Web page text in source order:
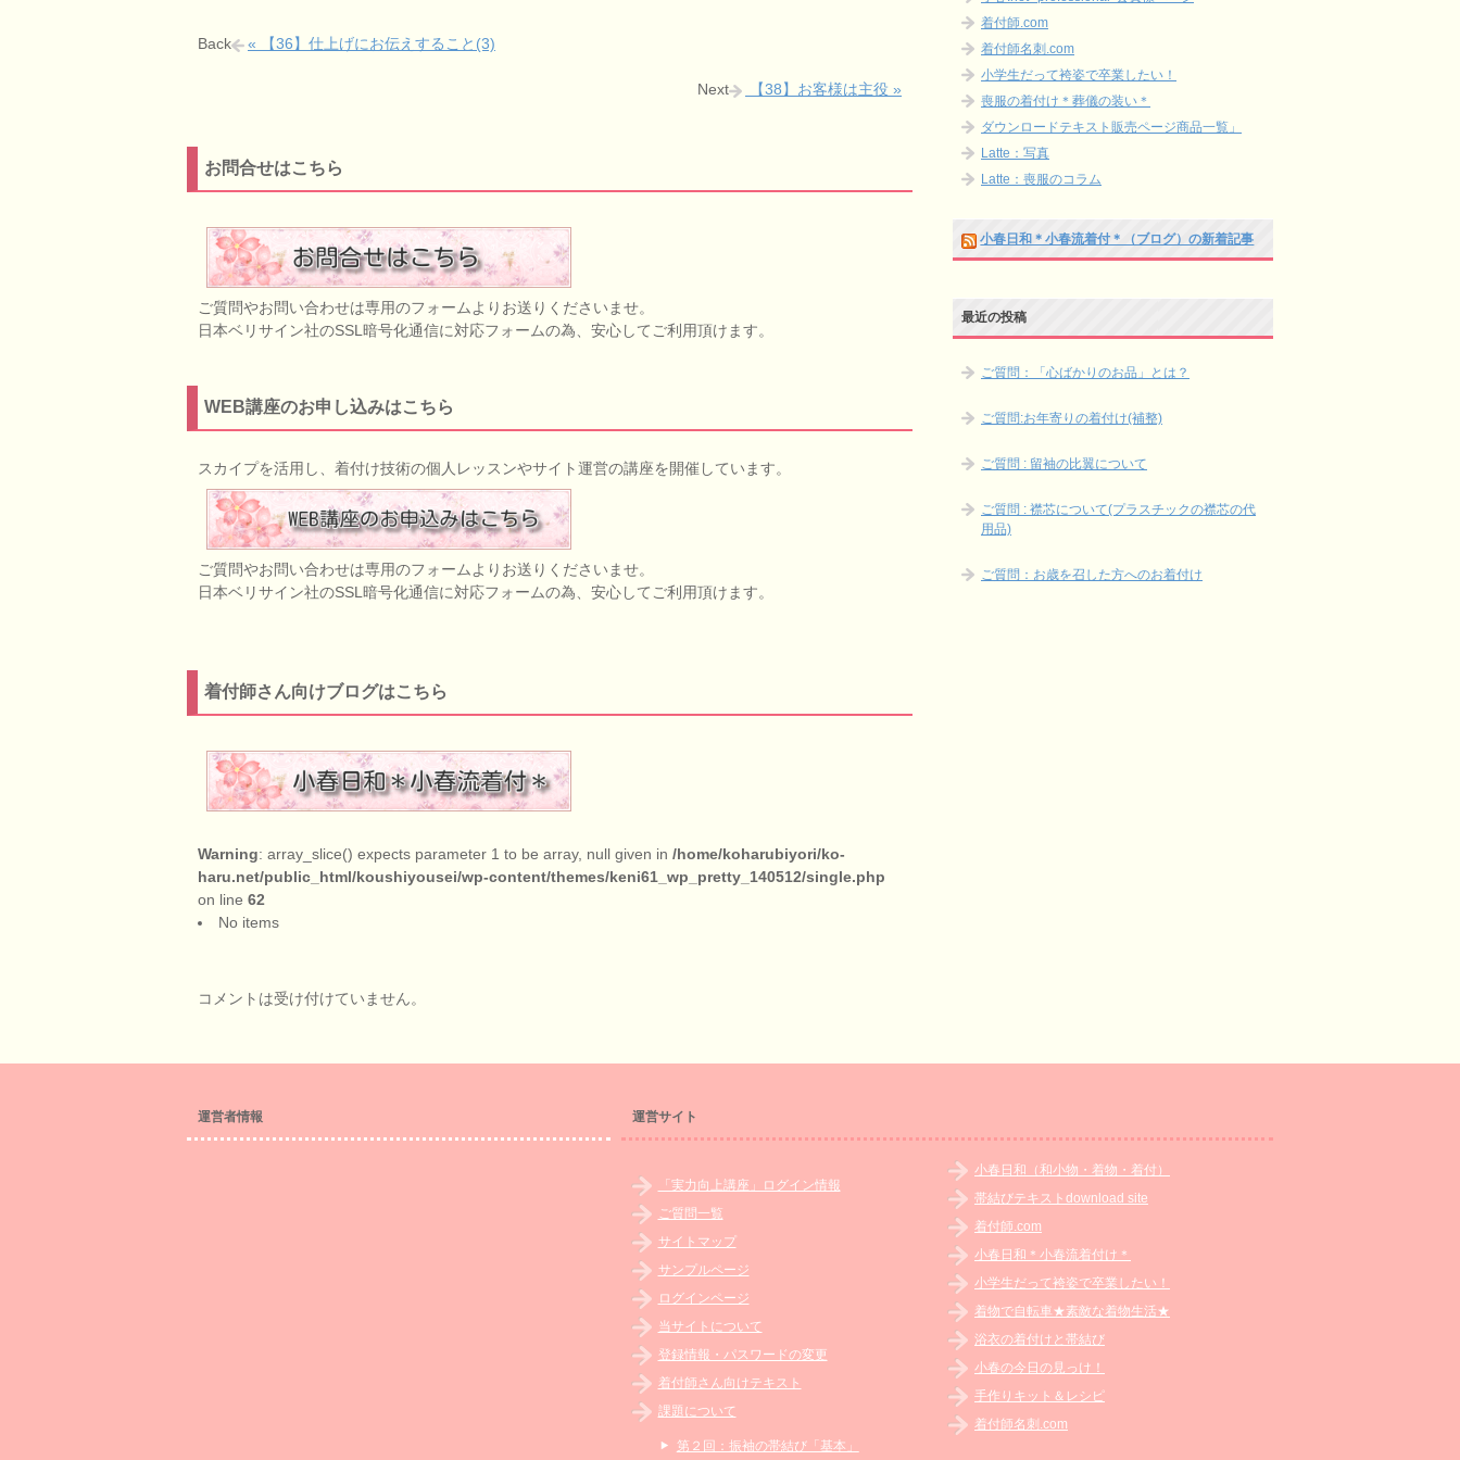
Back « 【36】仕上げにお伝えすること(3)
Next 【38】お客様は主役 »
お問合せはこちら
ご質問やお問い合わせは専用のフォームよりお送りくださいませ。
日本ベリサイン社のSSL暗号化通信に対応フォームの為、安心してご利用頂けます。
WEB講座のお申し込みはこちら
スカイプを活用し、着付け技術の個人レッスンやサイト運営の講座を開催しています。
ご質問やお問い合わせは専用のフォームよりお送りくださいませ。
日本ベリサイン社のSSL暗号化通信に対応フォームの為、安心してご利用頂けます。
着付師さん向けブログはこちら
Warning: array_slice() expects parameter 1 to be array, null given in /home/koharubiyori/ko-
haru.net/public_html/koushiyousei/wp-content/themes/keni61_wp_pretty_140512/single.php
on line 62
No items
コメントは受け付けていません。
着付師.com
着付師名刺.com
小学生だって袴姿で卒業したい！
喪服の着付け＊葬儀の装い＊
ダウンロードテキスト販売ページ商品一覧」
Latte：写真
Latte：喪服のコラム
小春日和＊小春流着付＊（ブログ）の新着記事
最近の投稿
ご質問：「心ばかりのお品」とは？
ご質問:お年寄りの着付け(補整)
ご質問 : 留袖の比翼について
ご質問 : 襟芯について(プラスチックの襟芯の代
用品)
ご質問：お歳を召した方へのお着付け
運営者情報 運営サイト
「実力向上講座」ログイン情報
ご質問一覧
サイトマップ
サンプルページ
ログインページ
当サイトについて
登録情報・パスワードの変更
着付師さん向けテキスト
課題について
第２回：振袖の帯結び「基本」
小春日和（和小物・着物・着付）
帯結びテキストdownload site
着付師.com
小春日和＊小春流着付け＊
小学生だって袴姿で卒業したい！
着物で自転車★素敵な着物生活★
浴衣の着付けと帯結び
小春の今日の見っけ！
手作りキット＆レシピ
着付師名刺.com